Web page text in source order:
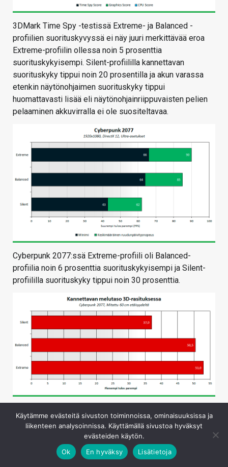
3DMark Time Spy -testissä Extreme- ja Balanced -
profiilien suorituskyvyssä ei näy juuri merkittävää eroa
Extreme-profiilin ollessa noin 5 prosenttia
suorituskykyisempi. Silent-profiililla kannettavan
suorituskyky tippui noin 20 prosentilla ja akun varassa
etenkin näytönohjaimen suorituskyky tippui
huomattavasti lisää eli näytönohjainriippuvaisten pelien
pelaaminen akkuvirralla ei ole suositeltavaa.
Cyberpunk 2077:ssä Extreme-profiili oli Balanced-
profiilia noin 6 prosenttia suorituskykyisempi ja Silent-
profiililla suorituskyky tippui noin 30 prosenttia.
pelikäytössä erittäin äänekkäitä yli 50 desibelin lukemilla
kun taas Silent-profiili oli nimensä mukaisesti
miellyttävän hiljainen.
Käytämme evästeitä sivuston toiminnoissa, ominaisuuksissa ja
liikenteen analysoinnissa. Käyttämällä sivustoa hyväksyt
evästeiden käytön.
Ok
En hyväksy Lisätietoja